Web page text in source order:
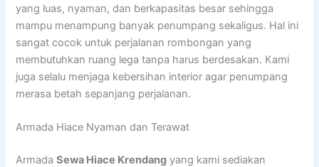
yang luas, nyaman, dan berkapasitas besar sehingga
mampu menampung banyak penumpang sekaligus. Hal ini
sangat cocok untuk perjalanan rombongan yang
membutuhkan ruang lega tanpa harus berdesakan. Kami
juga selalu menjaga kebersihan interior agar penumpang
merasa betah sepanjang perjalanan.
Armada Hiace Nyaman dan Terawat
ArmadaSewa Hiace Krendang yang kami sediakan